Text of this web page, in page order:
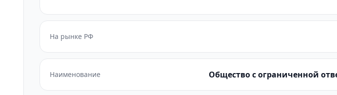
На рынке РФ
Наименование Общество с ограниченной